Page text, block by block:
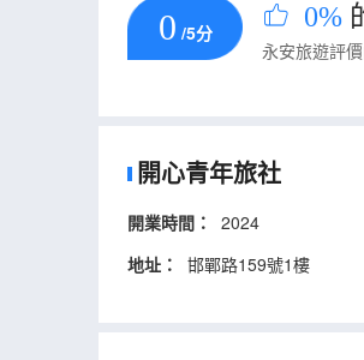
0 /5分 0%
永安旅遊評
開心青年旅社
開業時間：
2024
地址：
邯鄲路159號1樓